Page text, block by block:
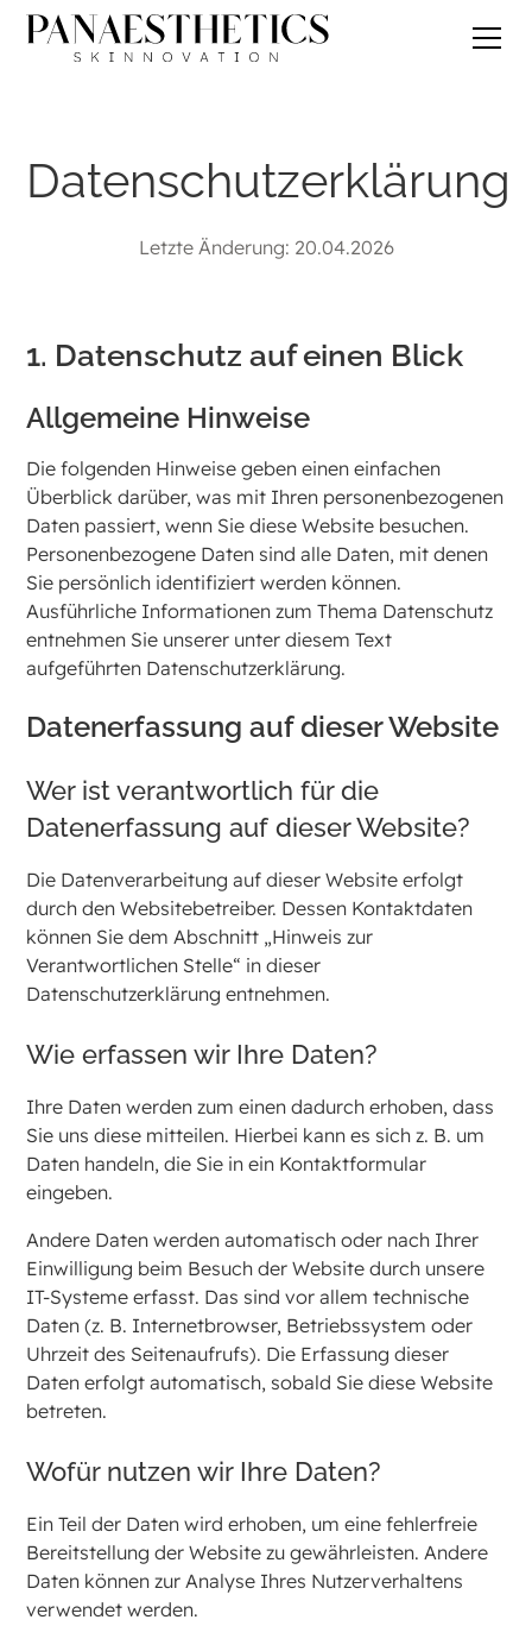
Datenschutzerklärung
Letzte Änderung: 20.04.2026
1. Datenschutz auf einen Blick
Allgemeine Hinweise
Die folgenden Hinweise geben einen einfachen
Überblick darüber, was mit Ihren personenbezogenen
Daten passiert, wenn Sie diese Website besuchen.
Personenbezogene Daten sind alle Daten, mit denen
Sie persönlich identifiziert werden können.
Ausführliche Informationen zum Thema Datenschutz
entnehmen Sie unserer unter diesem Text
aufgeführten Datenschutzerklärung.
Datenerfassung auf dieser Website
Wer ist verantwortlich für die
Datenerfassung auf dieser Website?
Die Datenverarbeitung auf dieser Website erfolgt
durch den Websitebetreiber. Dessen Kontaktdaten
können Sie dem Abschnitt „Hinweis zur
Verantwortlichen Stelle“ in dieser
Datenschutzerklärung entnehmen.
Wie erfassen wir Ihre Daten?
Ihre Daten werden zum einen dadurch erhoben, dass
Sie uns diese mitteilen. Hierbei kann es sich z. B. um
Daten handeln, die Sie in ein Kontaktformular
eingeben.
Andere Daten werden automatisch oder nach Ihrer
Einwilligung beim Besuch der Website durch unsere
IT-Systeme erfasst. Das sind vor allem technische
Daten (z. B. Internetbrowser, Betriebssystem oder
Uhrzeit des Seitenaufrufs). Die Erfassung dieser
Daten erfolgt automatisch, sobald Sie diese Website
betreten.
Wofür nutzen wir Ihre Daten?
Ein Teil der Daten wird erhoben, um eine fehlerfreie
Bereitstellung der Website zu gewährleisten. Andere
Daten können zur Analyse Ihres Nutzerverhaltens
verwendet werden.